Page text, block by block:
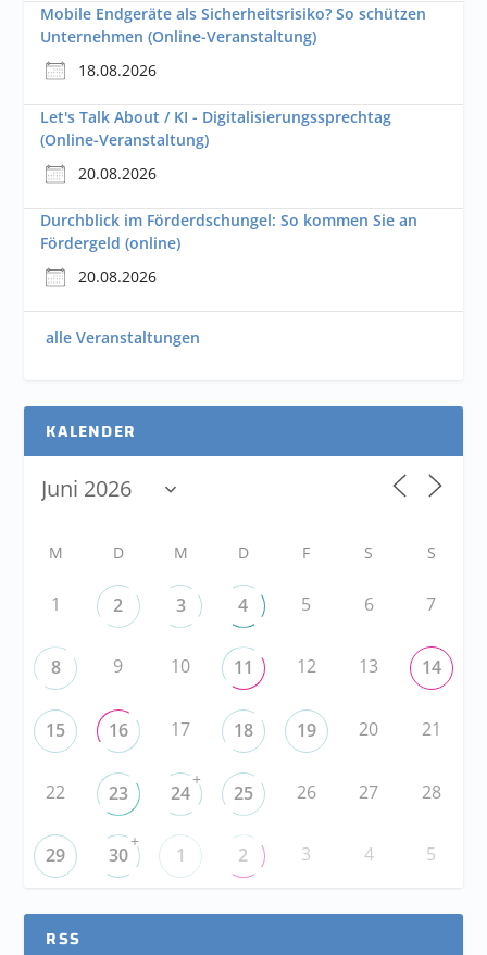
Mobile Endgeräte als Sicherheitsrisiko? So schützen
Unternehmen (Online-Veranstaltung)
18.08.2026
Let's Talk About / KI - Digitalisierungssprechtag
(Online-Veranstaltung)
20.08.2026
Durchblick im Förderdschungel: So kommen Sie an
Fördergeld (online)
20.08.2026
alle Veranstaltungen
KALENDER
M D M D F S S
1 2 3 4 5 6 7
8 9 10 11 12 13 14
15 16 17 18 19 20 21
22 23 24
+
25 26 27 28
29 30
+
1 2 3 4 5
RSS